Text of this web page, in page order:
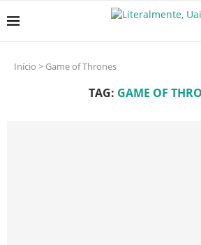
Início > Game of Thrones
TAG: GAME OF